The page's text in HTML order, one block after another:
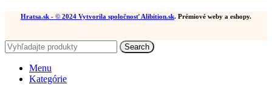
Hratsa.sk - © 2024 Vytvorila spoločnosť Alibition.sk. Prémiové weby a eshopy.
Search
Menu
Kategórie